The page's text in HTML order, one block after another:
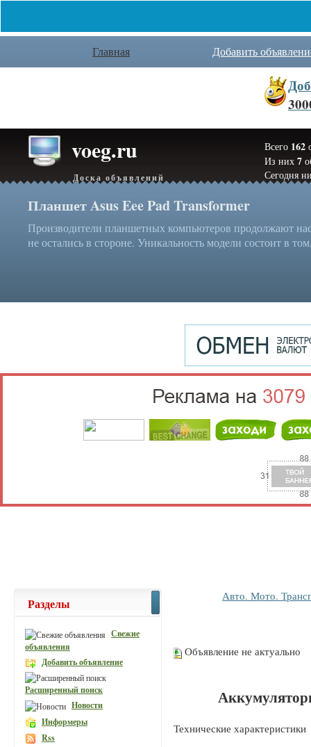
Главная Добавить
voeg.ru
Доска объявлений
Всего 162
Из них 7
Сегодня
Планшет Asus Eee Pad Transformer
Производители планшетных компьютеров продолжают
не остались в стороне. Уникальность модели состоит в
Авто. Мото.
Объявление не актуально
Технические характеристики
Разделы
Свежие
объявления
Добавить объявление
Расширенный поиск
Новости
Информеры
Rss